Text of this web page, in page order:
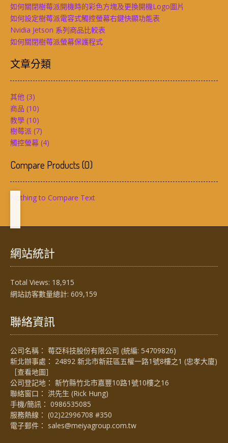
如何關閉樹莓派開機時的彩色方塊及更換開機Logo圖片
如何設定樹莓派電容式觸控螢幕右鍵快顯功能表
Nvidia Jetson 系列商品比較表
如何關閉樹莓派螢幕保護程式
文章分類
其他 (3)
商品 (10)
教學 (10)
樹莓派 (7)
觸控螢幕 (4)
Compare Products(0)
Nothing to Compare Text
網站統計
Total Views: 18,915
網站訪客數量總計: 609,159
聯絡資訊
公司名稱： 莓亞科技股份有限公司 (統編: 54709826)
新北辦事處： 24892 新北市新莊區五權一路1號8樓之1 (忠孝大廈)
［查看地圖］
公司登記地： 新竹縣竹北市嘉豐10路1號10樓之16
聯絡窗口： 洪先生 (Rick Hung)
手機/簡訊： 0986535085
服務熱線： (02)22996708 #350
電子郵件： sales@meiyagroup.com.tw